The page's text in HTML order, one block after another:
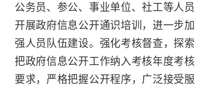
公务员、参公、事业单位、社工等人员
开展政府信息公开通识培训 ，进一步加
强人员队伍建设。强化考核督查， 探索
把政府信息公开工作纳入考核年度考核
要求，严格把握公开程序， 广泛接受服